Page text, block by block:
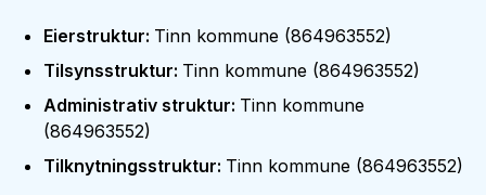
Eierstruktur: Tinn kommune (864963552)
Tilsynsstruktur: Tinn kommune (864963552)
Administrativ struktur: Tinn kommune
(864963552)
Tilknytningsstruktur: Tinn kommune (864963552)